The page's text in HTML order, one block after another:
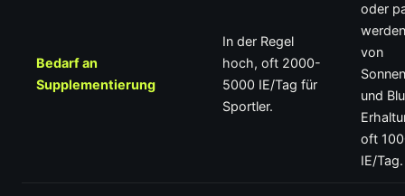
Bedarf an
Supplementierung
In der Regel
hoch, oft 2000-
5000 IE/Tag für
Sportler.
oder
von
und
oft
IE/Tag.